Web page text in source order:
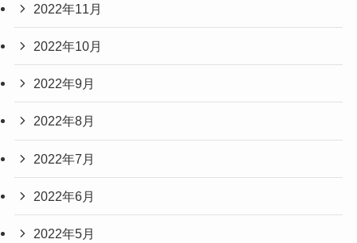
2022年11月
2022年10月
2022年9月
2022年8月
2022年7月
2022年6月
2022年5月